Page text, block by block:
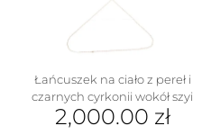
stronie
produktu
Łańcuszek na ciało z pereł i
czarnych cyrkonii wokół szyi
2,000.00 zł